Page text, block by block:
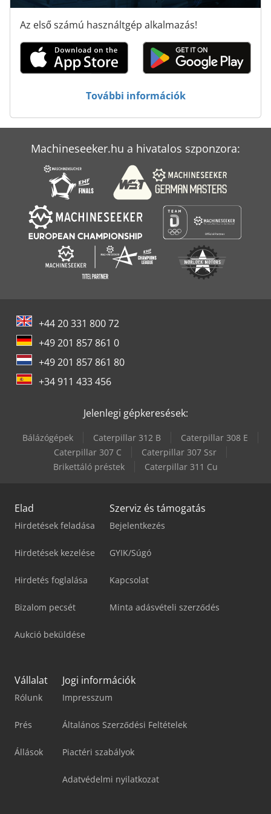
Tisztító Gép
Tisztító És Fertőtlenítő Gépek
Élhajlító Gép
Az első számú használtgép alkalmazás!
További információk
Machineseeker.hu a hivatalos szponzora:
+44 20 331 800 72
+49 201 857 861 0
+49 201 857 861 80
+34 911 433 456
Jelenlegi gépkeresések:
Bálázógépek Caterpillar 312 B
Caterpillar 308 E
Caterpillar 307 C
Caterpillar 307 Ssr
Brikettáló préstek
Caterpillar 311 Cu
Elad
Hirdetések feladása
Hirdetések kezelése
Hirdetés foglalása
Bizalom pecsét
Aukció beküldése
Szerviz és támogatás
Bejelentkezés
GYIK/Súgó
Kapcsolat
Minta adásvételi szerződés
Vállalat
Rólunk
Prés
Állások
Jogi információk
Impresszum
Általános Szerződési Feltételek
Piactéri szabályok
Adatvédelmi nyilatkozat